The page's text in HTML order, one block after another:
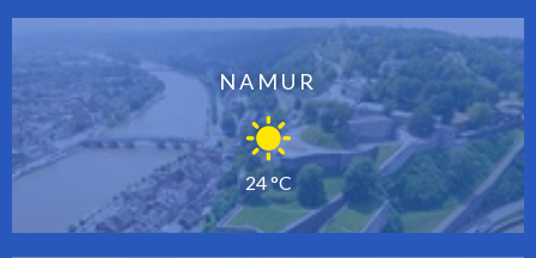
NAMUR
24 °C